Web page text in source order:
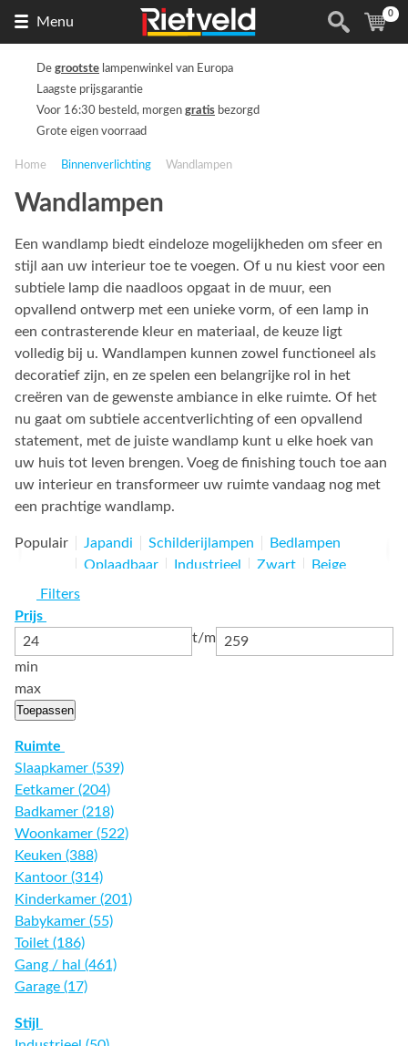
Menu
de
(
0
De grootste lampenwinkel van Europa
Laagste prijsgarantie
Voor 16:30 besteld, morgen gratis bezorgd
Grote eigen voorraad
Home Binnenverlichting Wandlampen
Wandlampen
Een wandlamp biedt eindeloze mogelijkheden om sfeer en
stijl aan uw interieur toe te voegen. Of u nu kiest voor een
subtiele lamp die naadloos opgaat in de muur, een
opvallend ontwerp met een unieke vorm, of een lamp in
een contrasterende kleur en materiaal, de keuze ligt
volledig bij u. Wandlampen kunnen zowel functioneel als
decoratief zijn, en ze spelen een belangrijke rol in het
creëren van de gewenste ambiance in elke ruimte. Of het
nu gaat om subtiele accentverlichting of een opvallend
statement, met de juiste wandlamp kunt u elke hoek van
uw huis tot leven brengen. Voeg de finishing touch toe aan
uw interieur en transformeer uw ruimte vandaag nog met
een prachtige wandlamp.
Populair Japandi Schilderijlampen
Bedlampen
Oplaadbaar
Industrieel Zwart
Beige
Filters
Prijs
t/m
min
max
Toepassen
Ruimte
Slaapkamer (539)
Eetkamer (204)
Badkamer (218)
Woonkamer (522)
Keuken (388)
Kantoor (314)
Kinderkamer (201)
Babykamer (55)
Toilet (186)
Gang / hal (461)
Garage (17)
Stijl